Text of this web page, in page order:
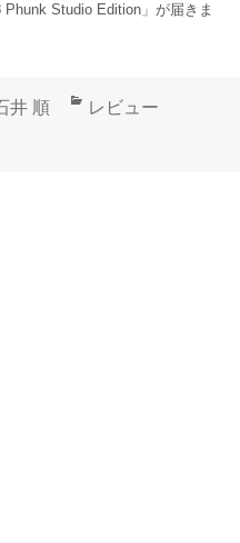
Studio Edition」が届きま
井 順
カ
レビュー